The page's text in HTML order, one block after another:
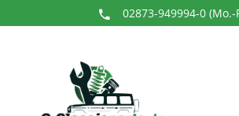
02873-949994-0